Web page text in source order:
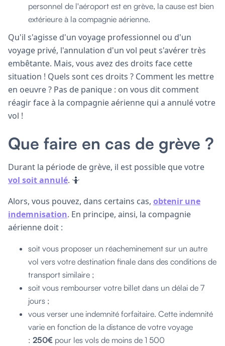
personnel de l'aéroport est en grève, la cause est bien
extérieure à la compagnie aérienne.
Qu'il s'agisse d'un voyage professionnel ou d'un
voyage privé, l'annulation d'un vol peut s'avérer très
embêtante. Mais, vous avez des droits face cette
situation ! Quels sont ces droits ? Comment les mettre
en oeuvre ? Pas de panique : on vous dit comment
réagir face à la compagnie aérienne qui a annulé votre
vol !
Que faire en cas de grève ?
Durant la période de grève, il est possible que votre
vol soit annulé. 🤷
Alors, vous pouvez, dans certains cas, obtenir une
indemnisation. En principe, ainsi, la compagnie
aérienne doit :
soit vous proposer un réacheminement sur un autre
vol vers votre destination finale dans des conditions de
transport similaire ;
soit vous rembourser votre billet dans un délai de 7
jours ;
vous verser une indemnité forfaitaire. Cette indemnité
varie en fonction de la distance de votre voyage
: 250€ pour les vols de moins de 1 500